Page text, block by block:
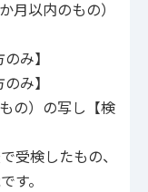
月以内のもの）
み】
み】
の）の写し【検
受検したもの、
す。